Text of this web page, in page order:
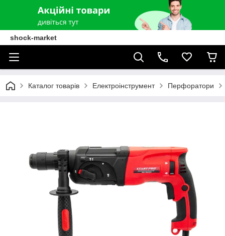
shock-market
Каталог товарів Електроінструмент Перфоратори